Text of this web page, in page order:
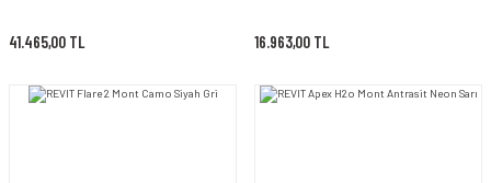
41.465,00 TL 16.963,00 TL